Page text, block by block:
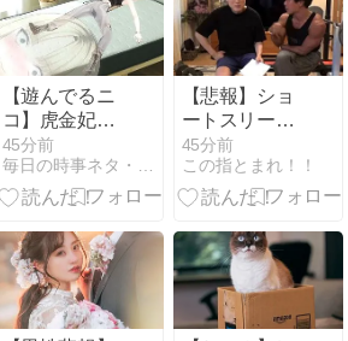
【遊んでるニ
コ】虎金妃笑
虎がNELLマ
ットレスをガ
チレビュー！
んの爆笑アン
ケート企画も
開催！
45分前
毎日の時事ネタ・ニュース
【悲報】ショ
ートスリーパ
ー堀さん、高
須幹弥に医学
的に詰められ
wwww
45分前
この指とまれ！！